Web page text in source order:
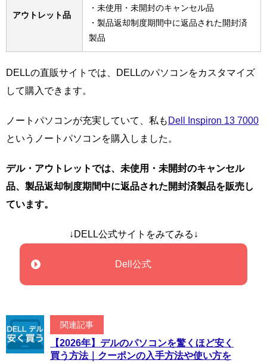
アウトレット品
・未使用・未開封のキャンセル品
・製品返却制度期間中に返品された開封済
製品
DELLの直販サイトでは、DELLのパソコンをカスタマイズ
して購入できます。
ノートパソコンが充実していて、私も Dell Inspiron 13 7000
というノートパソコンを購入しました。
デル・アウトレットでは、未使用・未開封のキャンセル
品、製品返却制度期間中に返品された開封済製品を販売し
ています。
↓DELL公式サイトをみてみる↓
Dell公式
関連記事
【2026年】デルのパソコンを驚くほど安く
買う方法｜クーポンの入手方法や使い方を